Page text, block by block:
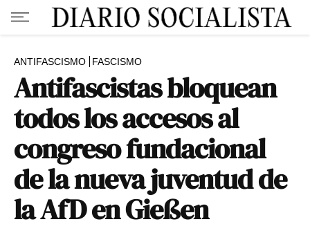
ANTIFASCISMO FASCISMO
Antifascistas bloquean
todos los accesos al
congreso fundacional
de la nueva juventud de
la AfD en Gießen